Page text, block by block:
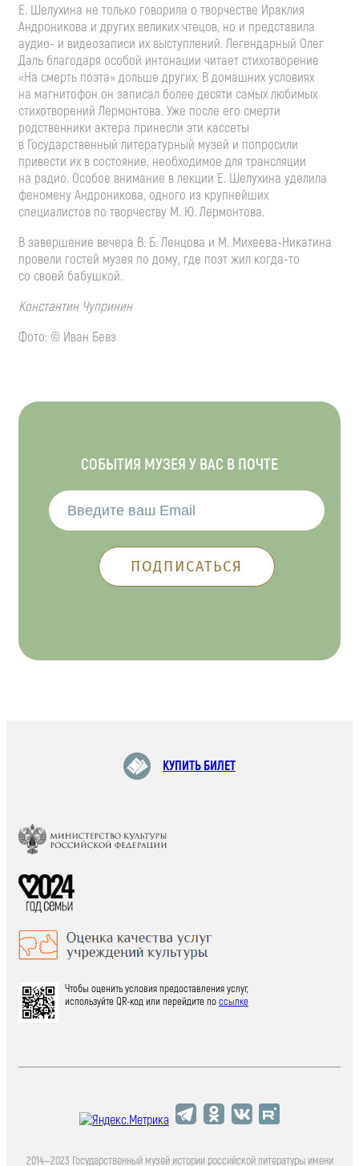
Е. Шелухина не только говорила о творчестве Ираклия
Андроникова и других великих чтецов, но и представила
аудио- и видеозаписи их выступлений. Легендарный Олег
Даль благодаря особой интонации читает стихотворение
«На смерть поэта» дольше других. В домашних условиях
на магнитофон он записал более десяти самых любимых
стихотворений Лермонтова. Уже после его смерти
родственники актера принесли эти кассеты
в Государственный литературный музей и попросили
привести их в состояние, необходимое для трансляции
на радио. Особое внимание в лекции Е. Шелухина уделила
феномену Андроникова, одного из крупнейших
специалистов по творчеству М. Ю. Лермонтова.
В завершение вечера В. Б. Ленцова и М. Михеева-Никатина
провели гостей музея по дому, где поэт жил когда-то
со своей бабушкой.
Константин Чупринин
Фото: © Иван Бевз
СОБЫТИЯ МУЗЕЯ У ВАС В ПОЧТЕ
КУПИТЬ БИЛЕТ
Чтобы оценить условия предоставления услуг,
используйте QR-код или перейдите поссылке
2014—2023 Государственный музей истории российской литературы имени